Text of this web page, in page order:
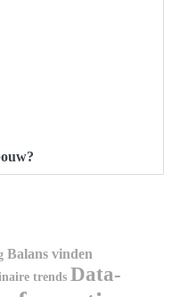
Balans vinden
trends Data-